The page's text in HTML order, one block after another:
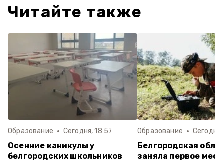
Читайте также
Образование Сегодня, 18:57
Осенние каникулы у
белгородских школьников
Образование
Белгородская
заняла первое